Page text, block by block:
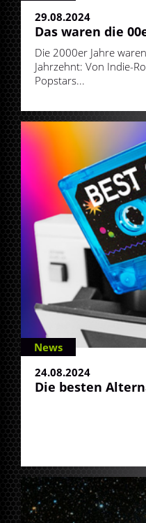
29.08.2024
Das waren die
Die 2000er Jahre
Jahrzehnt: Von Indie-
Popstars...
News
24.08.2024
Die besten